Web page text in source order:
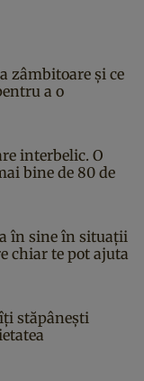
zâmbitoare și ce
a o
interbelic. O
bine de 80 de
în sine în situații
chiar te pot ajuta
stăpânești